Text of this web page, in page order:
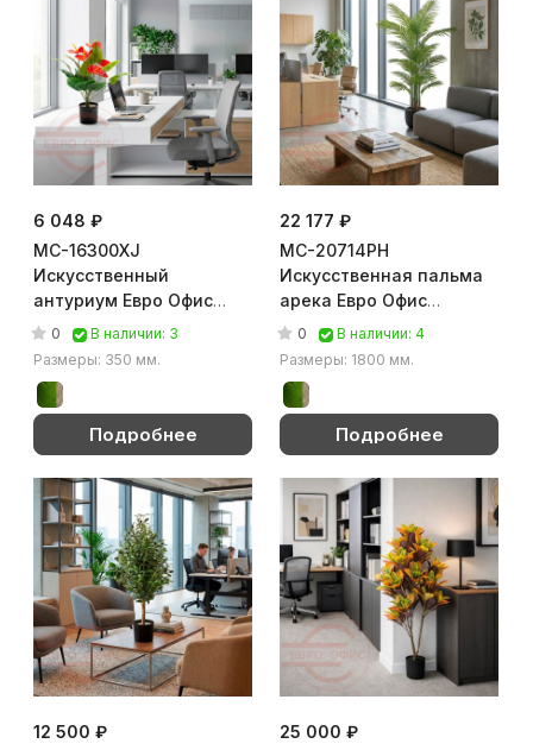
6 048 ₽
MC-16300XJ
Искусственный
антуриум Евро Офис
(Зелёный)
0
В наличии: 3
Размеры: 350 мм.
Подробнее
22 177 ₽
MC-20714PH
Искусственная пальма
арека Евро Офис
(Зелёный)
0
В наличии: 4
Размеры: 1800 мм.
Подробнее
12 500 ₽
25 000 ₽